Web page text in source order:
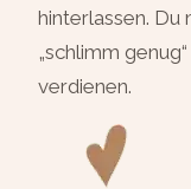
hinterlassen. Du
„schlimm
verdienen.